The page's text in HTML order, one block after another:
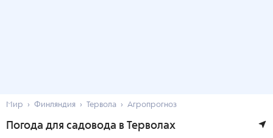
Мир Финляндия Тервола Агропрогноз
Погода для садовода в Терволах